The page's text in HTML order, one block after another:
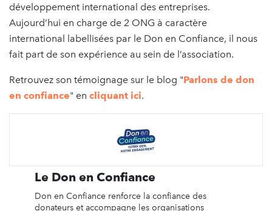
développement international des entreprises.
Aujourd’hui en charge de 2 ONG à caractère
international labellisées par le Don en Confiance, il nous
fait part de son expérience au sein de l’association.
Retrouvez son témoignage sur le blog "Parlons de don
en confiance" en cliquant ici.
Le Don en Confiance
Don en Confiance renforce la confiance des
donateurs et accompagne les organisations